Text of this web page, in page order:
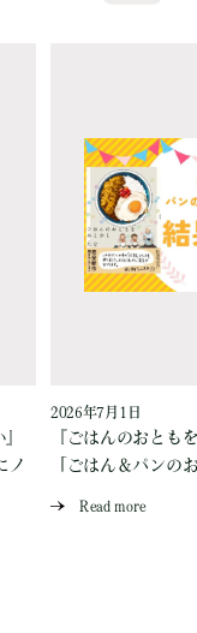
ノ
2026年7月1日
『ごはんのおとも
「ごはん＆パンの
Read more